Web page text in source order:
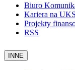
Biuro
Kariera na
Projekty
RSS
INNE